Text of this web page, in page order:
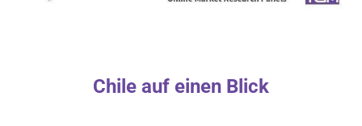
Chile auf einen Blick